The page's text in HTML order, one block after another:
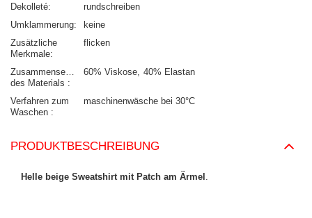
Dekolleté
rundschreiben
Umklammerung
keine
Zusätzliche
Merkmale
flicken
Zusammensetzung
des Materials
60% Viskose 40% Elastan
Verfahren zum
Waschen
maschinenwäsche bei 30°C
PRODUKTBESCHREIBUNG
Helle beige Sweatshirt mit Patch am Ärmel